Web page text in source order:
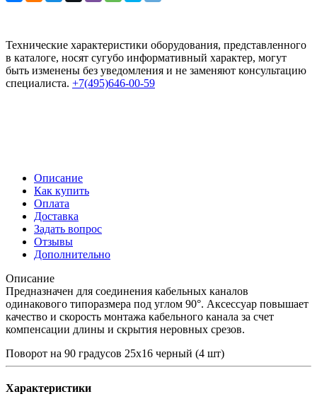
Технические характеристики оборудования, представленного
в каталоге, носят сугубо информативный характер, могут
быть изменены без уведомления и не заменяют консультацию
специалиста. +7(495)646-00-59
Описание
Как купить
Оплата
Доставка
Задать вопрос
Отзывы
Дополнительно
Описание
Предназначен для соединения кабельных каналов
одинакового типоразмера под углом 90°. Аксессуар повышает
качество и скорость монтажа кабельного канала за счет
компенсации длины и скрытия неровных срезов.
Поворот на 90 градусов 25х16 черный (4 шт)
Характеристики